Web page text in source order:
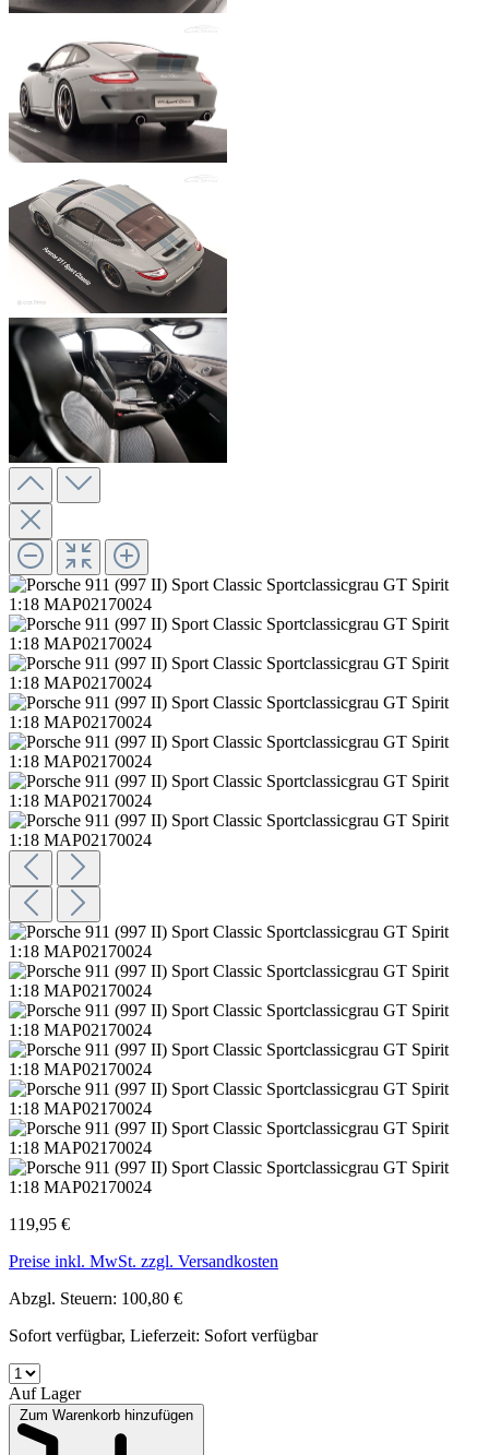
119,95 €
Preise inkl. MwSt. zzgl. Versandkosten
Abzgl. Steuern: 100,80 €
Sofort verfügbar, Lieferzeit: Sofort verfügbar
Auf Lager
Zum Warenkorb hinzufügen